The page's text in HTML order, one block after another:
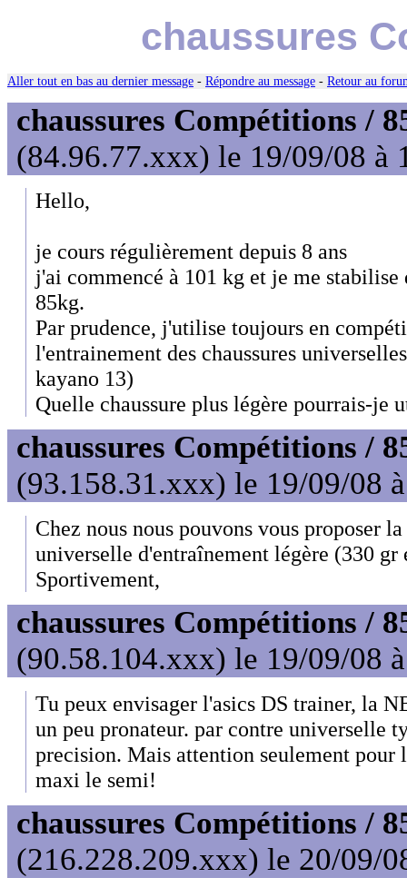
chaussures
Aller tout en bas au dernier message - Répondre au message - Retour au
chaussures Compétitions /
(84.96.77.xxx) le 19/09/08 à
Hello,
je cours régulièrement depuis 8 ans
j'ai commencé à 101 kg et je me stabilise
85kg.
Par prudence, j'utilise toujours en
l'entrainement des chaussures
kayano 13)
Quelle chaussure plus légère pourrais-je
chaussures Compétitions /
(93.158.31.xxx) le 19/09/08
Chez nous nous pouvons vous proposer
universelle d'entraînement légère (330 gr
Sportivement,
chaussures Compétitions /
(90.58.104.xxx) le 19/09/08
Tu peux envisager l'asics DS trainer, la
un peu pronateur. par contre universelle
precision. Mais attention seulement pour
maxi le semi!
chaussures Compétitions /
(216.228.209.xxx) le 20/09/